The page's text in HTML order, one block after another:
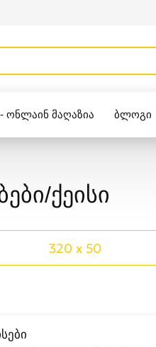
ონლაინ მაღაზია ბლოგი
ქეისი
320 x 50